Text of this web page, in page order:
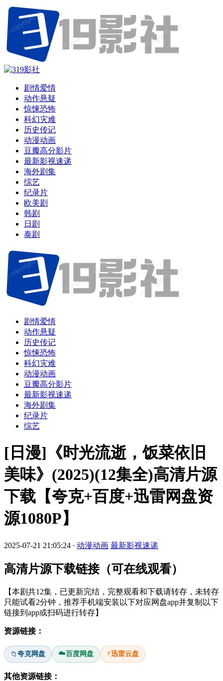
剧情爱情
动作悬疑
惊悚恐怖
科幻灾难
历史传记
动漫动画
豆瓣高分影片
最新影视速递
海外剧集
综艺
纪录片
欧美剧
韩剧
日剧
泰剧
剧情爱情
动作悬疑
历史传记
惊悚恐怖
科幻灾难
动漫动画
豆瓣高分影片
最新影视速递
海外剧集
纪录片
综艺
[日漫]《时光流逝，饭菜依旧
美味》(2025)(12集全)高清片源
下载【夸克+百度+迅雷网盘资
源1080P】
2025-07-21 21:05:24 · 动漫动画 最新影视速递
高清片源下载链接（可在线观看）
【本剧共12集，已更新完结，完整观看和下载请转存，未转存
只能试看2分钟，推荐手机端安装以下对应网盘app并复制以下
链接到app或扫码进行转存】
资源链接：
📁夸克网盘 ☁️百度网盘 ⚡迅雷云盘
其他资源链接：